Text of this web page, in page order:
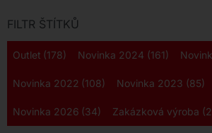
FILTR ŠTÍTKŮ
Outlet (178) Novinka 2024 (161)
Novinka 2022 (108) Novinka 2023 (85)
Novinka 2026 (34) Zakázková výroba